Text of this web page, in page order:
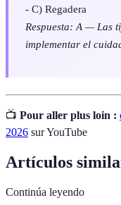
- C) Regadera
Respuesta: A — Las
implementar el
📺 Pour aller plus loin :
2026 sur YouTube
Artículos
Continúa leyendo